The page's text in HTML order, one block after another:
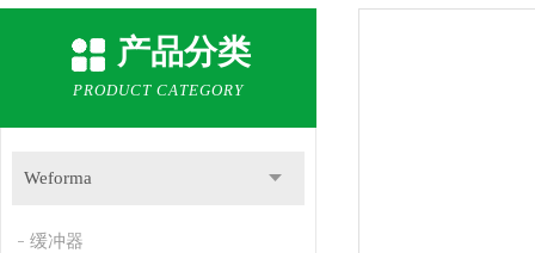
产品分类
PRODUCT CATEGORY
Weforma
缓冲器